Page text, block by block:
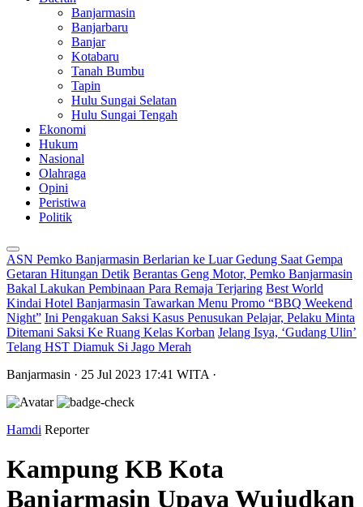
Banjarmasin
Banjarbaru
Banjar
Kotabaru
Tanah Bumbu
Tapin
Hulu Sungai Selatan
Hulu Sungai Tengah
Ekonomi
Hukum
Nasional
Olahraga
Opini
Peristiwa
Politik
ASN Pemko Banjarmasin Berlarian ke Luar Gedung Saat Gempa
Getaran Hitungan Detik Berantas Geng Motor, Pemko Banjarmasin
Bakal Lakukan Pembinaan Para Remaja Terjaring Best World
Kindai Hotel Banjarmasin Tawarkan Menu Promo “BBQ Weekend
Night” Ini Pengakuan Saksi Kasus Penusukan Pelajar, Pelaku Minta
Ditemani Saksi Ke Ruang Kelas Korban Jelang Isya, ‘Gudang Ulin’
Telang HST Diamuk Si Jago Merah
Banjarmasin · 25 Jul 2023 17:41 WITA ·
Hamdi Reporter
Kampung KB Kota
Banjarmasin Upaya Wujudkan